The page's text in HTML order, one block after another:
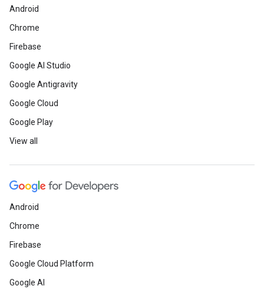
Android
Chrome
Firebase
Google AI Studio
Google Antigravity
Google Cloud
Google Play
View all
Android
Chrome
Firebase
Google Cloud Platform
Google AI